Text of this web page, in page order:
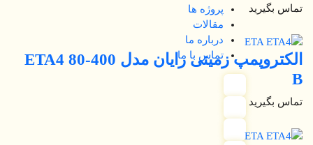
پروژه ها
مقالات
درباره ما
تماس با ما
تماس بگیرید
الکتروپمپ زمینی رایان مدل ETA4 80-400
B
تماس بگیرید